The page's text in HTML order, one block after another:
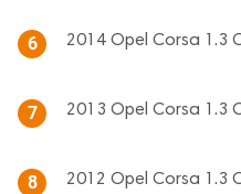
6 2014 Opel Corsa 1.3
7 2013 Opel Corsa 1.3
8 2012 Opel Corsa 1.3